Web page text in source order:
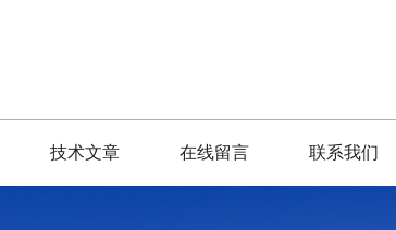
技术文章 在线留言 联系我们